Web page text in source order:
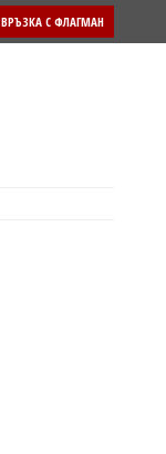
ВРЪЗКА С ФЛАГМАН